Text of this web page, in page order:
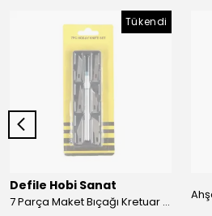
Tükendi
Defile Hobi Sanat
7 Parça Maket Bıçağı Kretuar Set